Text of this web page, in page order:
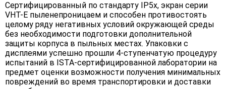
Сертифицированный по стандарту IP5x, экран серии
VHT-E пыленепроницаем и способен противостоять
целому ряду негативных условий окружающей среды
без необходимости подготовки дополнительной
защиты корпуса в пыльных местах. Упаковки с
дисплеями успешно прошли 4-ступенчатую процедуру
испытаний в ISTA-сертифицированной лаборатории на
предмет оценки возможности получения минимальных
повреждений во время транспортировки и доставки